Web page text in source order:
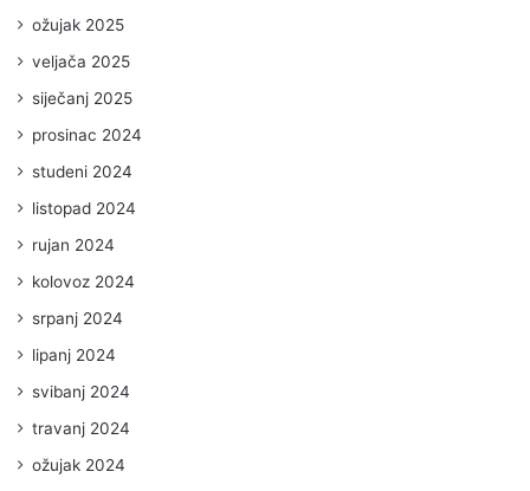
ožujak 2025
veljača 2025
siječanj 2025
prosinac 2024
studeni 2024
listopad 2024
rujan 2024
kolovoz 2024
srpanj 2024
lipanj 2024
svibanj 2024
travanj 2024
ožujak 2024